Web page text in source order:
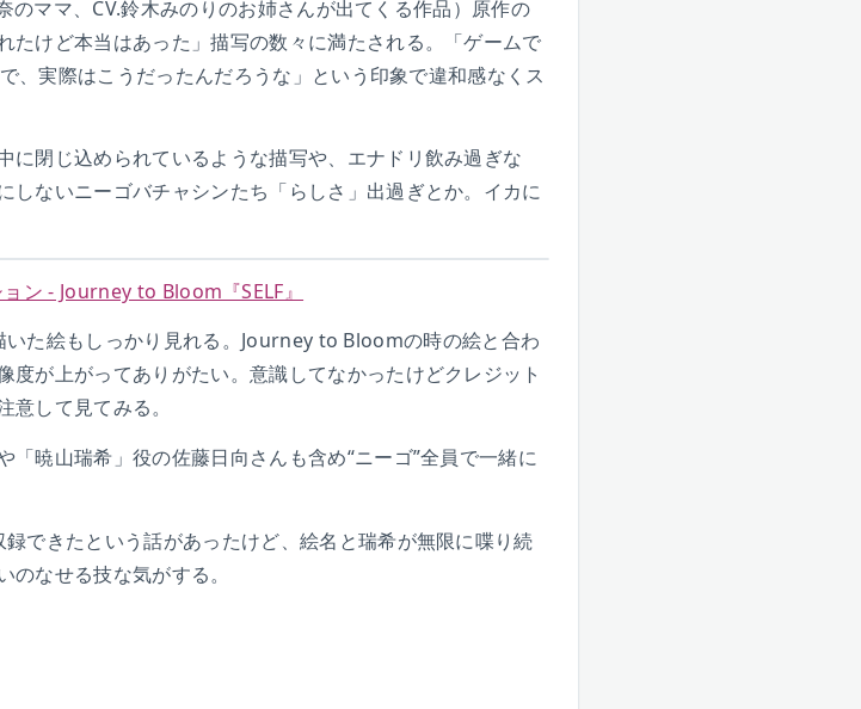
のママ、CV.鈴木みのりのお姉さんが出てくる作品）原作の
たけど本当はあった」描写の数々に満たされる。「ゲームで
、実際はこうだったんだろうな」という印象で違和感なくス
閉じ込められているような描写や、エナドリ飲み過ぎな
ないニーゴバチャシンたち「らしさ」出過ぎとか。イカに
ン - Journey to Bloom『SELF』
た絵もしっかり見れる。Journey to Bloomの時の絵と合わ
が上がってありがたい。意識してなかったけどクレジット
して見てみる。
暁山瑞希」役の佐藤日向さんも含め“ニーゴ”全員で一緒に
できたという話があったけど、絵名と瑞希が無限に喋り続
なせる技な気がする。